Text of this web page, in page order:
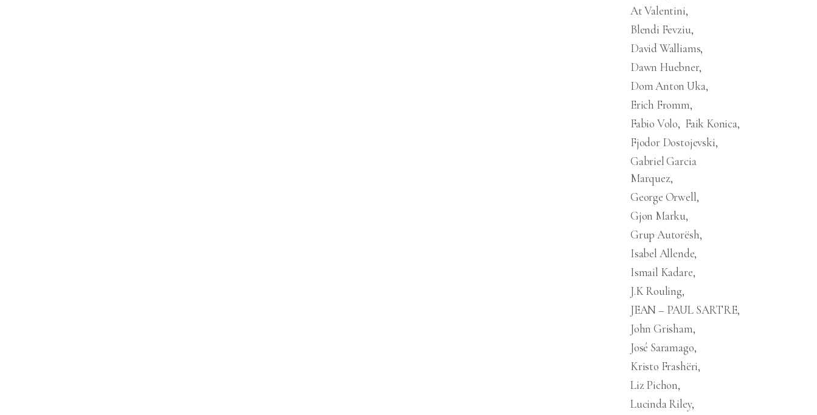
At Valentini
Blendi Fevziu
David Walliams
Dawn Huebner
Dom Anton Uka
Erich Fromm
Fabio Volo
Faik Konica
Fjodor Dostojevski
Gabriel Garcia
Marquez
George Orwell
Gjon Marku
Grup Autorësh
Isabel Allende
Ismail Kadare
J.K Rouling
JEAN – PAUL SARTRE
John Grisham
José Saramago
Kristo Frashëri
Liz Pichon
Lucinda Riley